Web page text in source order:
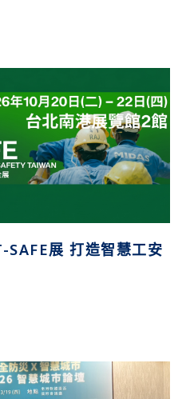
SAFE展 打造智慧工安